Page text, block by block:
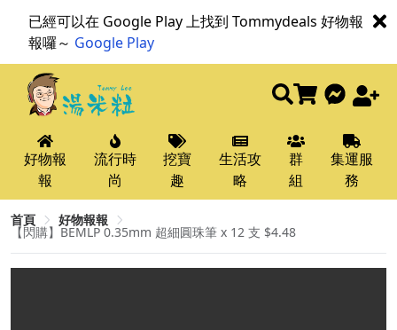
已經可以在 Google Play 上找到 Tommydeals 好物報
報囉～ Google Play
好物報
報
流行時
尚
挖寶
趣
生活攻
略
群
組
集運服
務
首頁 好物報報
【閃購】BEMLP 0.35mm 超細圓珠筆 x 12 支 $4.48